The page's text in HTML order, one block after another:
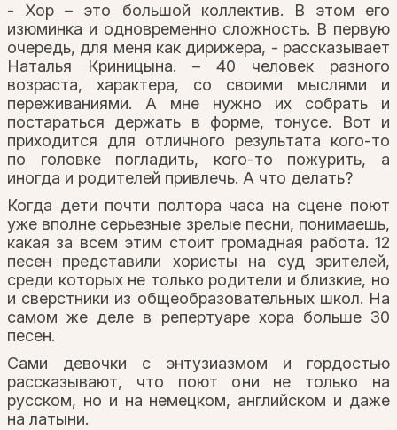
- Хор – это большой коллектив. В этом его
изюминка и одновременно сложность. В первую
очередь, для меня как дирижера, - рассказывает
Наталья Криницына. – 40 человек разного
возраста, характера, со своими мыслями и
переживаниями. А мне нужно их собрать и
постараться держать в форме, тонусе. Вот и
приходится для отличного результата кого-то
по головке погладить, кого-то пожурить, а
иногда и родителей привлечь. А что делать?
Когда дети почти полтора часа на сцене поют
уже вполне серьезные зрелые песни, понимаешь,
какая за всем этим стоит громадная работа. 12
песен представили хористы на суд зрителей,
среди которых не только родители и близкие, но
и сверстники из общеобразовательных школ. На
самом же деле в репертуаре хора больше 30
песен.
Сами девочки с энтузиазмом и гордостью
рассказывают, что поют они не только на
русском, но и на немецком, английском и даже
на латыни.